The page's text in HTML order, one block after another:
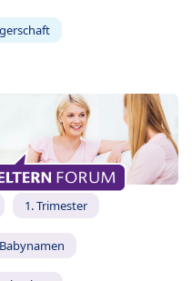
1. Trimester
Babynamen